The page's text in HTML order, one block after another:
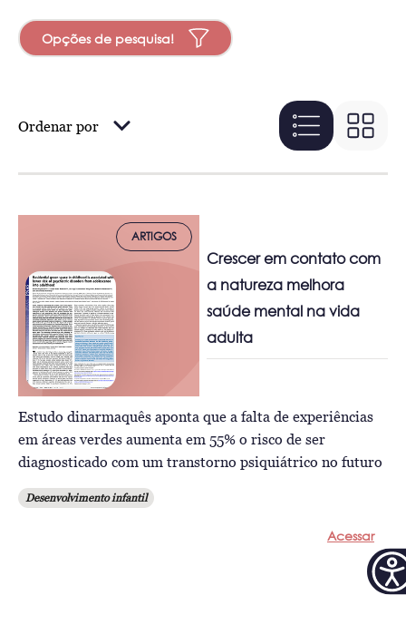
Opções de pesquisa!
Ordenar por
ARTIGOS
Crescer em contato com
a natureza melhora
saúde mental na vida
adulta
Estudo dinarmaquês aponta que a falta de experiências
em áreas verdes aumenta em 55% o risco de ser
diagnosticado com um transtorno psiquiátrico no futuro
Desenvolvimento infantil
Acessar